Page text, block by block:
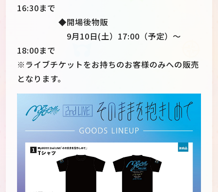
16:30まで
◆開場後物販
9月10日(土）17:00（予定）～
18:00まで
※ライブチケットをお持ちのお客様のみへの販売
となります。